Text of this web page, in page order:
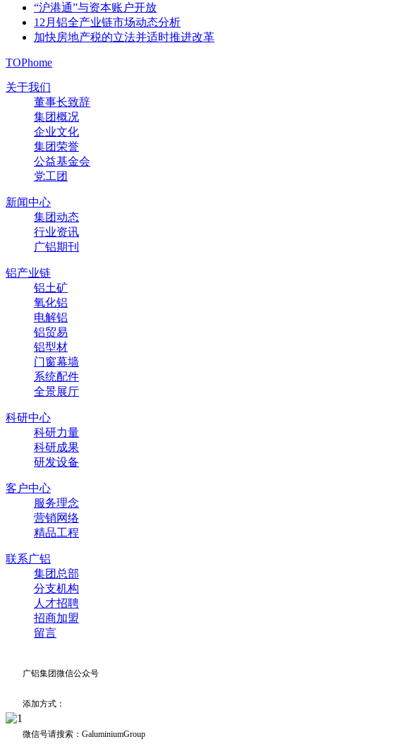
“沪港通”与资本账户开放
12月铝全产业链市场动态分析
加快房地产税的立法并适时推进改革
TOPhome
关于我们
董事长致辞
集团概况
企业文化
集团荣誉
公益基金会
党工团
新闻中心
集团动态
行业资讯
广铝期刊
铝产业链
铝土矿
氧化铝
电解铝
铝贸易
铝型材
门窗幕墙
系统配件
全景展厅
科研中心
科研力量
科研成果
研发设备
客户中心
服务理念
营销网络
精品工程
联系广铝
集团总部
分支机构
人才招聘
招商加盟
留言
广铝集团微信公众号
添加方式：
微信号请搜索：GaluminiumGroup